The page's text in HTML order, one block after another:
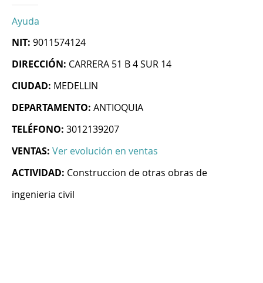
Ayuda
NIT: 9011574124
DIRECCIÓN: CARRERA 51 B 4 SUR 14
CIUDAD: MEDELLIN
DEPARTAMENTO: ANTIOQUIA
TELÉFONO: 3012139207
VENTAS: Ver evolución en ventas
ACTIVIDAD: Construccion de otras obras de
ingenieria civil